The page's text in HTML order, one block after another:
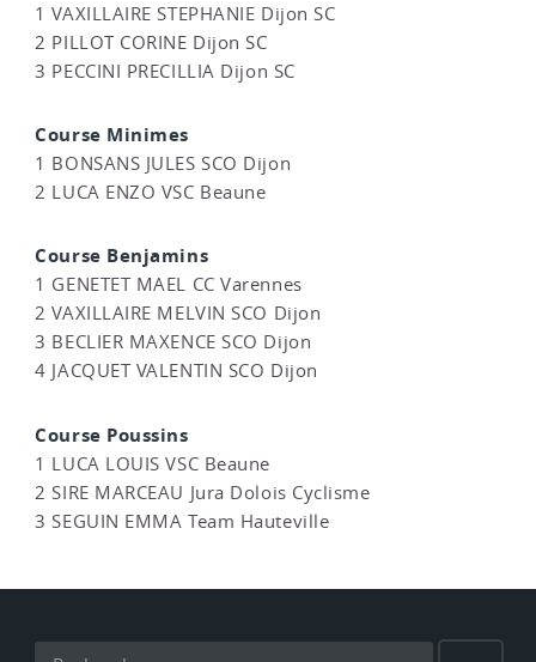
1 VAXILLAIRE STEPHANIE Dijon SC
2 PILLOT CORINE Dijon SC
3 PECCINI PRECILLIA Dijon SC
Course Minimes
1 BONSANS JULES SCO Dijon
2 LUCA ENZO VSC Beaune
Course Benjamins
1 GENETET MAEL CC Varennes
2 VAXILLAIRE MELVIN SCO Dijon
3 BECLIER MAXENCE SCO Dijon
4 JACQUET VALENTIN SCO Dijon
Course Poussins
1 LUCA LOUIS VSC Beaune
2 SIRE MARCEAU Jura Dolois Cyclisme
3 SEGUIN EMMA Team Hauteville